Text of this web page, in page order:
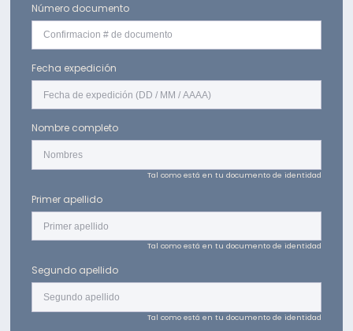
Número documento
Fecha expedición
Nombre completo
Tal como está en tu documento de identidad
Primer apellido
Tal como está en tu documento de identidad
Segundo apellido
Tal como está en tu documento de identidad